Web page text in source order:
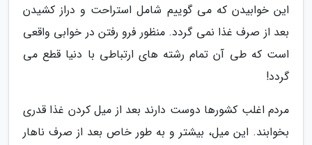
این خوابیدن که می گوییم شامل استراحت و دراز کشیدن
بعد از صرف غذا نمی گردد. منظور فرو رفتن در خوابی واقعی
است که طی آن تمام رشته های ارتباطی با دنیا قطع می
گردد!
مردم اغلب کشورها دوست دارند بعد از میل کردن غذا قدری
بخوابند. این میل، بیشتر و به طور خاص بعد از صرف ناهار